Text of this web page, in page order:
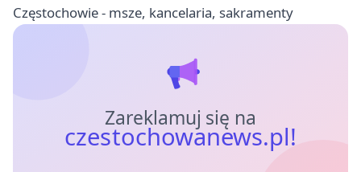
Częstochowie - msze, kancelaria, sakramenty
Zareklamuj się na
czestochowanews.pl!